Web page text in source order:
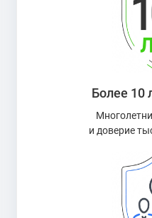
Более 10
и доверие